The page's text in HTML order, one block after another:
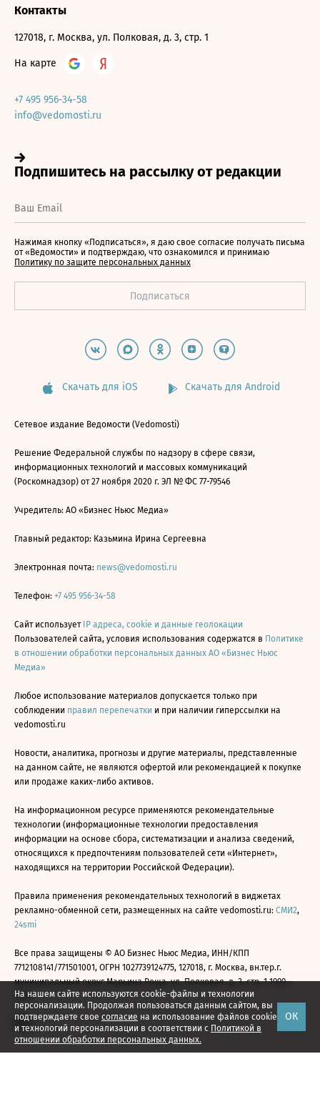
На нашем сайте используются cookie-файлы и технологии
персонализации. Продолжая пользоваться данным сайтом, вы
подтверждаете свое согласие на использование файлов cookie
и технологий персонализации в соответствии с Политикой в
отношении обработки персональных данных.
ОК
Контакты
127018, г. Москва, ул. Полковая, д. 3, стр. 1
На карте
+7 495 956-34-58
info@vedomosti.ru
Нажимая кнопку «Подписаться», я даю свое согласие получать письма
от «Ведомости» и подтверждаю, что ознакомился и принимаю
Политику по защите персональных данных
Скачать для iOS Скачать для Android
Сетевое издание Ведомости (Vedomosti)
Решение Федеральной службы по надзору в сфере связи,
информационных технологий и массовых коммуникаций
(Роскомнадзор) от 27 ноября 2020 г. ЭЛ № ФС 77-79546
Учредитель: АО «Бизнес Ньюс Медиа»
Главный редактор: Казьмина Ирина Сергеевна
Электронная почта: news@vedomosti.ru
Телефон: +7 495 956-34-58
Сайт использует IP адреса, cookie и данные геолокации
Пользователей сайта, условия использования содержатся в Политике
в отношении обработки персональных данных АО «Бизнес Ньюс
Медиа»
Любое использование материалов допускается только при
соблюдении правил перепечатки и при наличии гиперссылки на
vedomosti.ru
Новости, аналитика, прогнозы и другие материалы, представленные
на данном сайте, не являются офертой или рекомендацией к покупке
или продаже каких-либо активов.
На информационном ресурсе применяются рекомендательные
технологии (информационные технологии предоставления
информации на основе сбора, систематизации и анализа сведений,
относящихся к предпочтениям пользователей сети «Интернет»,
находящихся на территории Российской Федерации).
Правила применения рекомендательных технологий в виджетах
рекламно-обменной сети, размещенных на сайте vedomosti.ru: СМИ2,
24smi
Все права защищены © АО Бизнес Ньюс Медиа, ИНН/КПП
7712108141/771501001, ОГРН 1027739124775, 127018, г. Москва, вн.тер.г.
муниципальный округ Марьина Роща, ул. Полковая, д. 3, стр. 1 1999—
2026